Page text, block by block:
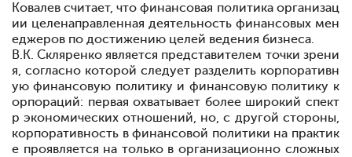
Ковалев считает, что финансовая политика организац
ии целенаправленная деятельность финансовых мен
еджеров по достижению целей ведения бизнеса.
В.К. Скляренко является представителем точки зрени
я, согласно которой следует разделить корпоративн
ую финансовую политику и финансовую политику к
орпораций: первая охватывает более широкий спект
р экономических отношений, но, с другой стороны,
корпоративность в финансовой политики на практик
е проявляется на только в организационно сложных